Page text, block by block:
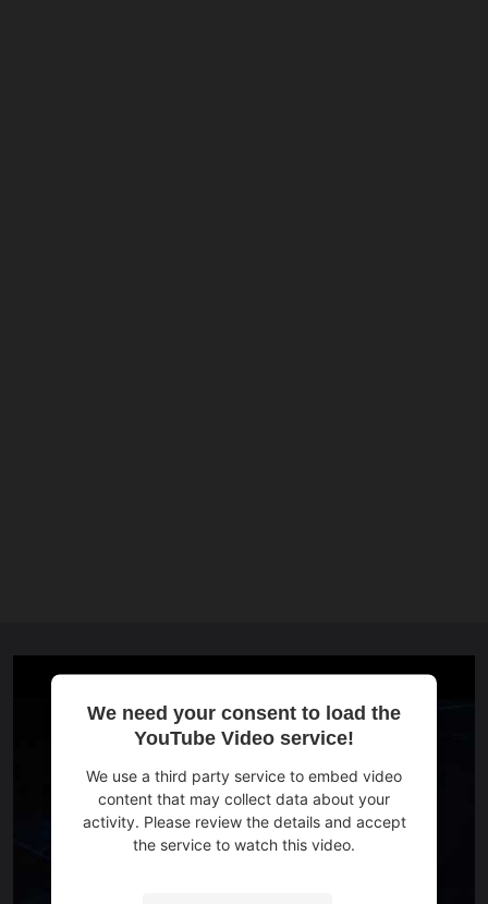
We need your consent to load the
YouTube Video service!
We use a third party service to embed video
content that may collect data about your
activity. Please review the details and accept
the service to watch this video.